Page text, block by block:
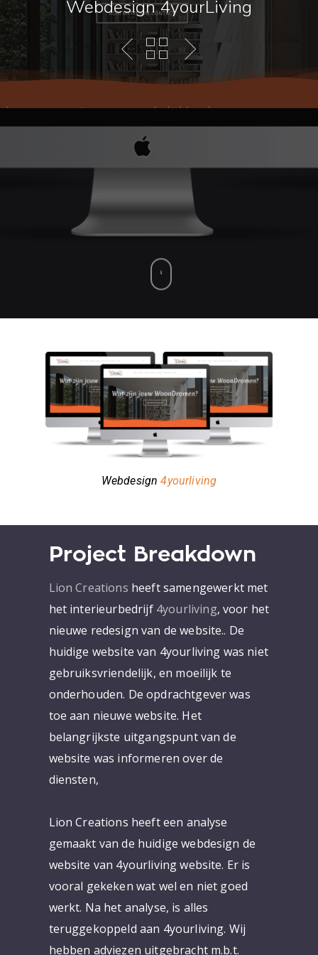
Webdesign 4yourLiving
Webdesign4yourliving
Project Breakdown
Lion Creations heeft samengewerkt met
het interieurbedrijf 4yourliving, voor het
nieuwe redesign van de website.. De
huidige website van 4yourliving was niet
gebruiksvriendelijk, en moeilijk te
onderhouden. De opdrachtgever was
toe aan nieuwe website. Het
belangrijkste uitgangspunt van de
website was informeren over de
diensten,
Lion Creations heeft een analyse
gemaakt van de huidige webdesign de
website van 4yourliving website. Er is
vooral gekeken wat wel en niet goed
werkt. Na het analyse, is alles
teruggekoppeld aan 4yourliving. Wij
hebben adviezen uitgebracht m.b.t.